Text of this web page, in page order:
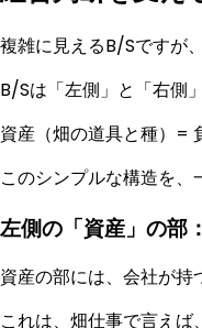
複雑に見えるB/Sですが
B/Sは「左側」と「右側
資産（畑の道具と種）=
このシンプルな構造を、
左側の「資産」の部
資産の部には、会社が持
これは、畑仕事で言えば